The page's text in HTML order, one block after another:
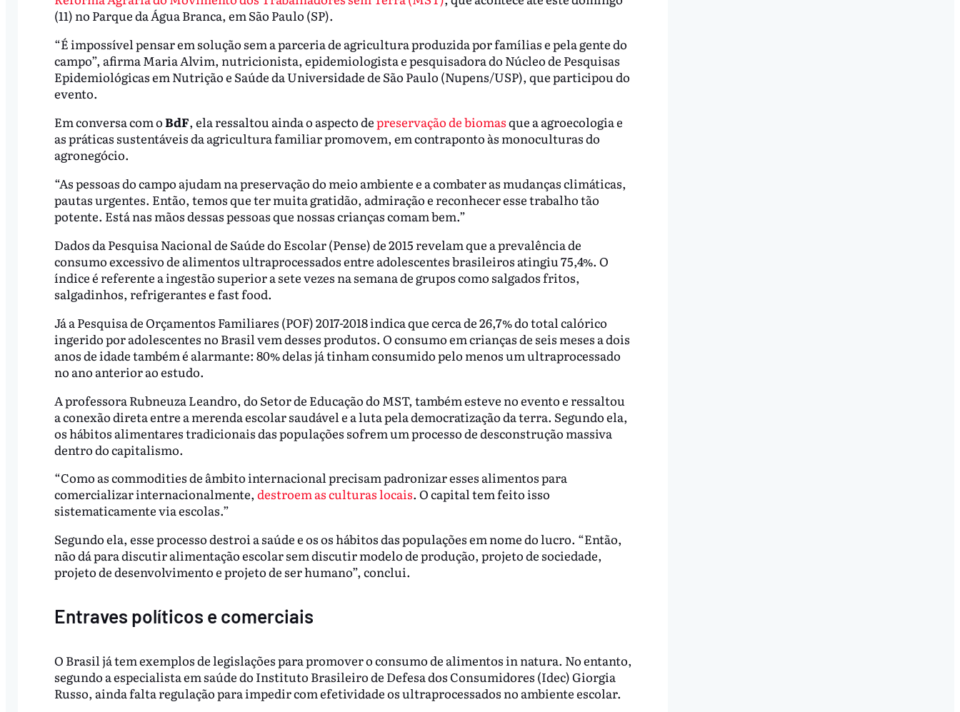
(11) no Parque da Água Branca, em São Paulo (SP).
“É impossível pensar em solução sem a parceria de agricultura produzida por famílias e pela gente do
campo”, afirma Maria Alvim, nutricionista, epidemiologista e pesquisadora do Núcleo de Pesquisas
Epidemiológicas em Nutrição e Saúde da Universidade de São Paulo (Nupens/USP), que participou do
evento.
Em conversa com oBdF, ela ressaltou ainda o aspecto depreservação de biomasque a agroecologia e
as práticas sustentáveis da agricultura familiar promovem, em contraponto às monoculturas do
agronegócio.
“As pessoas do campo ajudam na preservação do meio ambiente e a combater as mudanças climáticas,
pautas urgentes. Então, temos que ter muita gratidão, admiração e reconhecer esse trabalho tão
potente. Está nas mãos dessas pessoas que nossas crianças comam bem.”
Dados da Pesquisa Nacional de Saúde do Escolar (Pense) de 2015 revelam que a prevalência de
consumo excessivo de alimentos ultraprocessados entre adolescentes brasileiros atingiu 75,4%. O
índice é referente a ingestão superior a sete vezes na semana de grupos como salgados fritos,
salgadinhos, refrigerantes e fast food.
Já a Pesquisa de Orçamentos Familiares (POF) 2017-2018 indica que cerca de 26,7% do total calórico
ingerido por adolescentes no Brasil vem desses produtos. O consumo em crianças de seis meses a dois
anos de idade também é alarmante: 80% delas já tinham consumido pelo menos um ultraprocessado
no ano anterior ao estudo.
A professora Rubneuza Leandro, do Setor de Educação do MST, também esteve no evento e ressaltou
a conexão direta entre a merenda escolar saudável e a luta pela democratização da terra. Segundo ela,
os hábitos alimentares tradicionais das populações sofrem um processo de desconstrução massiva
dentro do capitalismo.
“Como as commodities de âmbito internacional precisam padronizar esses alimentos para
comercializar internacionalmente, destroem as culturas locais. O capital tem feito isso
sistematicamente via escolas.”
Segundo ela, esse processo destroi a saúde e os os hábitos das populações em nome do lucro. “Então,
não dá para discutir alimentação escolar sem discutir modelo de produção, projeto de sociedade,
projeto de desenvolvimento e projeto de ser humano”, conclui.
Entraves políticos e comerciais
O Brasil já tem exemplos de legislações para promover o consumo de alimentos in natura. No entanto,
segundo a especialista em saúde do Instituto Brasileiro de Defesa dos Consumidores (Idec) Giorgia
Russo, ainda falta regulação para impedir com efetividade os ultraprocessados no ambiente escolar.